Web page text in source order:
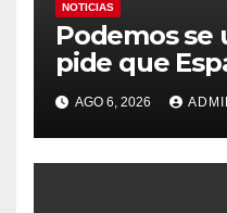
NOTICIAS
Podemos se
pide que
el Mundial
Marruecos
contra la
AGO 6, 2026